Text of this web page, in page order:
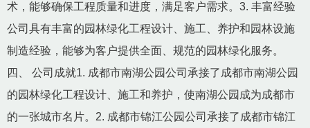
术，能够确保工程质量和进度，满足客户需求。3. 丰富经验
公司具有丰富的园林绿化工程设计、施工、养护和园林设施
制造经验，能够为客户提供全面、规范的园林绿化服务。
四、 公司成就1. 成都市南湖公园公司承接了成都市南湖公园
的园林绿化工程设计、施工和养护，使南湖公园成为成都市
的一张城市名片。2. 成都市锦江公园公司承接了成都市锦江